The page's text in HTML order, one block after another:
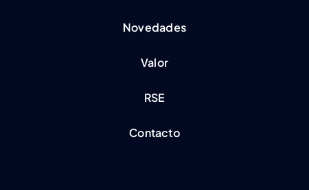
Novedades
Valor
RSE
Contacto